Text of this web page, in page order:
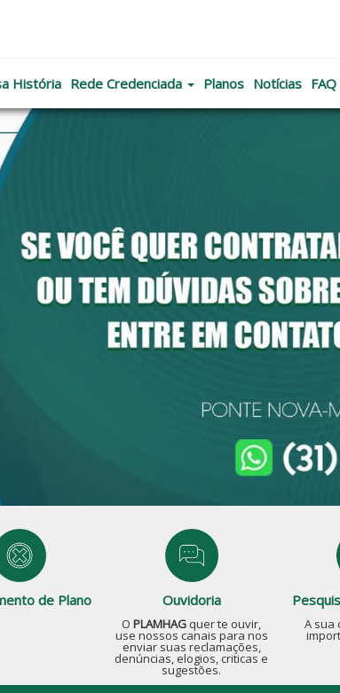
História Rede Credenciada Planos Notícias FAQ
de Plano Ouvidoria
OPLAMHAG quer te ouvir,
use nossos canais para nos
enviar suas reclamações,
denúncias, elogios, criticas e
sugestões.
A sua